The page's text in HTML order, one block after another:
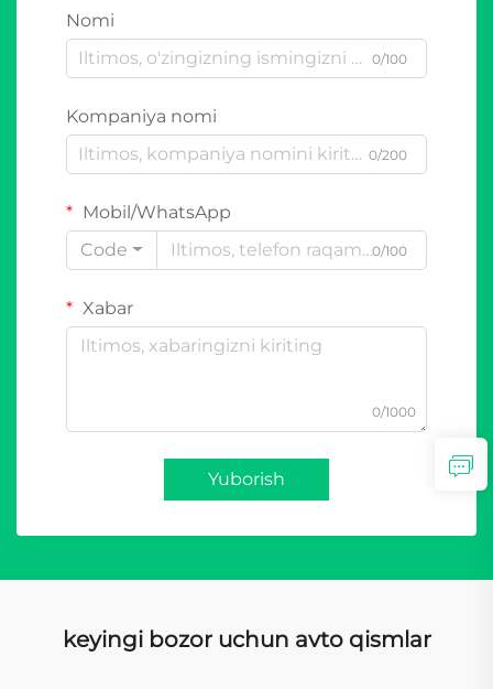
Nomi
0/100
Kompaniya nomi
0/200
Mobil/WhatsApp
Code
0/100
Xabar
0/1000
Yuborish
keyingi bozor uchun avto qismlar